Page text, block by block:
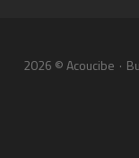
2026 © Acoucibe ·